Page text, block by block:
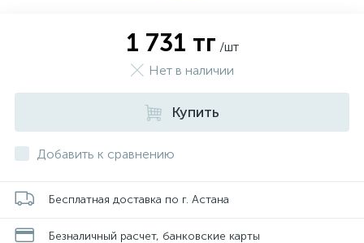
1 731 тг /шт
Нет в наличии
Купить
Добавить к сравнению
Бесплатная доставка по г. Астана
Безналичный расчет, банковские карты